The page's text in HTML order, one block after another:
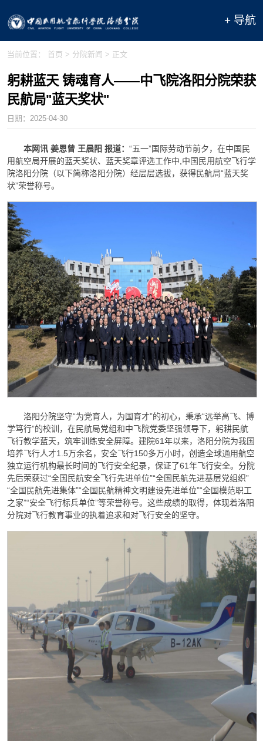
+ 导航
当前位置： 首页 > 分院新闻 > 正文
躬耕蓝天 铸魂育人——中飞院洛阳分院荣获
民航局"蓝天奖状"
日期： 2025-04-30
本网讯 姜恩曾 王晨阳 报道： “五一”国际劳动节前夕，在中国民
用航空局开展的蓝天奖状、蓝天奖章评选工作中,中国民用航空飞行学
院洛阳分院（以下简称洛阳分院）经层层选拔，获得民航局“蓝天奖
状”荣誉称号。
洛阳分院坚守“为党育人，为国育才”的初心，秉承“远举高飞、博
学笃行”的校训，在民航局党组和中飞院党委坚强领导下，躬耕民航
飞行教学蓝天，筑牢训练安全屏障。建院61年以来，洛阳分院为我国
培养飞行人才1.5万余名，安全飞行150多万小时，创造全球通用航空
独立运行机构最长时间的飞行安全纪录，保证了61年飞行安全。分院
先后荣获过“全国民航安全飞行先进单位”“全国民航先进基层党组织”
“全国民航先进集体”“全国民航精神文明建设先进单位”“全国模范职工
之家”“安全飞行标兵单位”等荣誉称号。这些成绩的取得，体现着洛阳
分院对飞行教育事业的执着追求和对飞行安全的坚守。